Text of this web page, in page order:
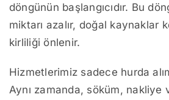
döngünün başlangıcıdır. Bu
miktarı azalır, doğal kaynaklar
kirliliği önlenir.
Hizmetlerimiz sadece hurda
Aynı zamanda, söküm, nakliye